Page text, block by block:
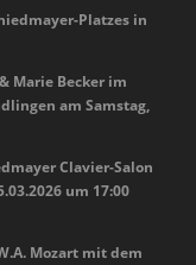
Platzes in
Marie Becker im
am Samstag,
Clavier-Salon
um 17:00
Mozart mit dem